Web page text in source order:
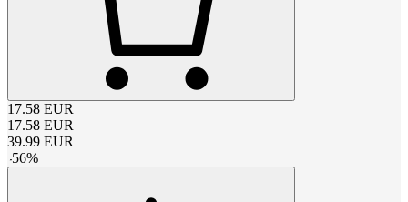
17.58 EUR
17.58 EUR
39.99 EUR
-56%